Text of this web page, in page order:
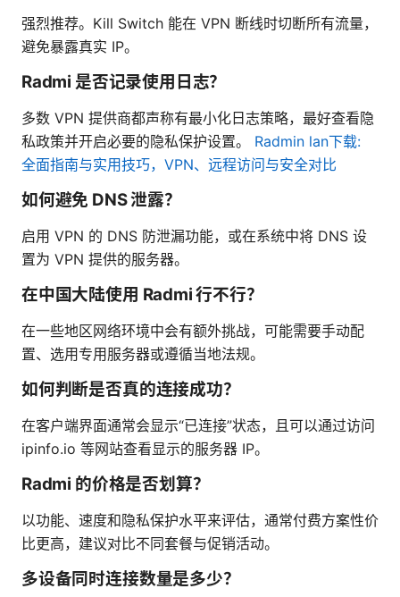
强烈推荐。Kill Switch 能在 VPN 断线时切断所有流量，
避免暴露真实 IP。
Radmi 是否记录使用日志？
多数 VPN 提供商都声称有最小化日志策略，最好查看隐
私政策并开启必要的隐私保护设置。 Radmin lan下载:
全面指南与实用技巧，VPN、远程访问与安全对比
如何避免 DNS 泄露？
启用 VPN 的 DNS 防泄漏功能，或在系统中将 DNS 设
置为 VPN 提供的服务器。
在中国大陆使用 Radmi 行不行？
在一些地区网络环境中会有额外挑战，可能需要手动配
置、选用专用服务器或遵循当地法规。
如何判断是否真的连接成功？
在客户端界面通常会显示“已连接”状态，且可以通过访问
ipinfo.io 等网站查看显示的服务器 IP。
Radmi 的价格是否划算？
以功能、速度和隐私保护水平来评估，通常付费方案性价
比更高，建议对比不同套餐与促销活动。
多设备同时连接数量是多少？